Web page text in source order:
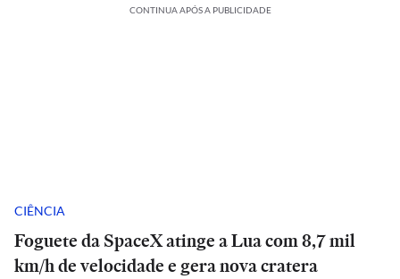
CONTINUA APÓS A PUBLICIDADE
CIÊNCIA
Foguete da SpaceX atinge a Lua com 8,7 mil
km/h de velocidade e gera nova cratera